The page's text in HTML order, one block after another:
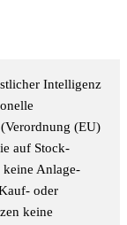
Intelligenz
(EU)
auf Stock-
Anlage-
oder
keine